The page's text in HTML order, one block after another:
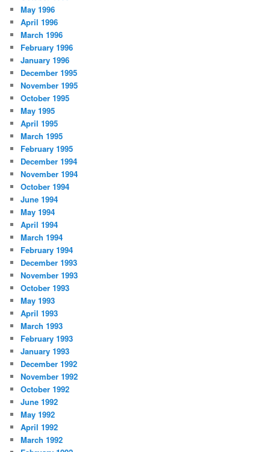
May 1996
April 1996
March 1996
February 1996
January 1996
December 1995
November 1995
October 1995
May 1995
April 1995
March 1995
February 1995
December 1994
November 1994
October 1994
June 1994
May 1994
April 1994
March 1994
February 1994
December 1993
November 1993
October 1993
May 1993
April 1993
March 1993
February 1993
January 1993
December 1992
November 1992
October 1992
June 1992
May 1992
April 1992
March 1992